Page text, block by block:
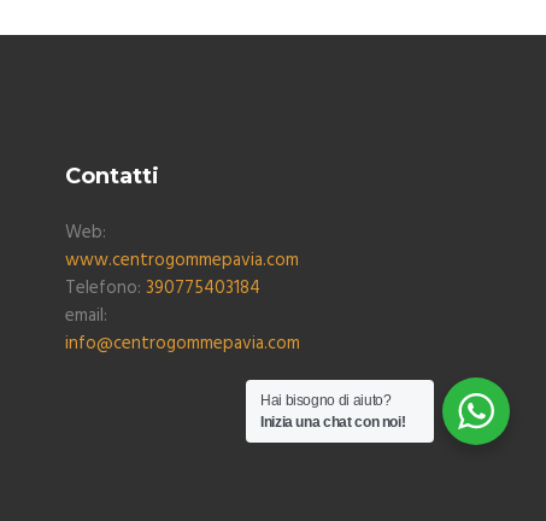
Contatti
Web:
www.centrogommepavia.com
Telefono: 390775403184
email:
info@centrogommepavia.com
Hai bisogno di aiuto?
Inizia una chat con noi!